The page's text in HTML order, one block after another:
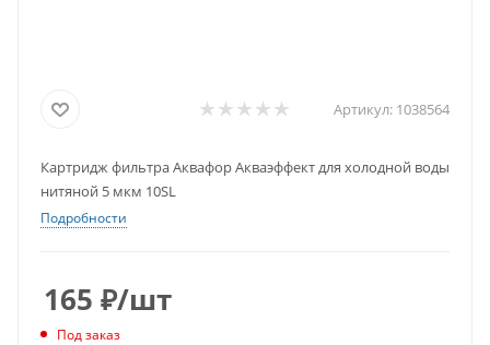
Артикул: 1038564
Картридж фильтра Аквафор Акваэффект для холодной воды
нитяной 5 мкм 10SL
Подробности
165 ₽/шт
Под заказ